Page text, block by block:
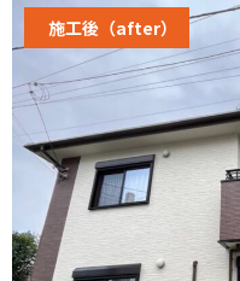
施工後（after）